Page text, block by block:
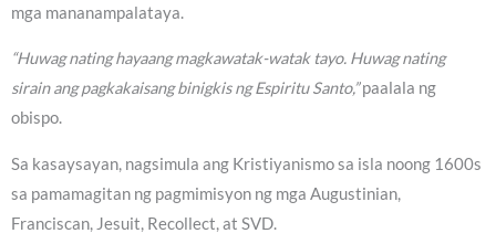
mga mananampalataya.
“Huwag nating hayaang magkawatak-watak tayo. Huwag nating
sirain ang pagkakaisang binigkis ng Espiritu Santo,”paalala ng
obispo.
Sa kasaysayan, nagsimula ang Kristiyanismo sa isla noong 1600s
sa pamamagitan ng pagmimisyon ng mga Augustinian,
Franciscan, Jesuit, Recollect, at SVD.